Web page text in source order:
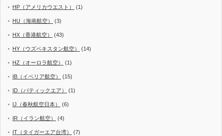
HP（アメリカウエスト） (1)
HU（海南航空） (3)
HX（香港航空） (43)
HY（ウズベキスタン航空） (14)
HZ（オーロラ航空） (1)
IB（イベリア航空） (15)
ID（バティックエア） (1)
IJ（春秋航空日本） (6)
IR（イラン航空） (4)
IT（タイガーエア台湾） (7)